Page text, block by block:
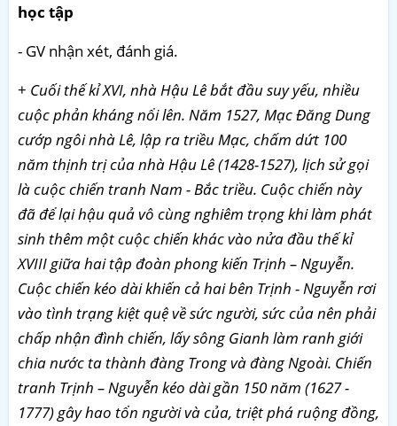
học tập
- GV nhận xét, đánh giá.
+ Cuối thế kỉ XVI, nhà Hậu Lê bắt đầu suy yếu, nhiều
cuộc phản kháng nổi lên. Năm 1527, Mạc Đăng Dung
cướp ngôi nhà Lê, lập ra triều Mạc, chấm dứt 100
năm thịnh trị của nhà Hậu Lê (1428-1527), lịch sử gọi
là cuộc chiến tranh Nam - Bắc triều. Cuộc chiến này
đã để lại hậu quả vô cùng nghiêm trọng khi làm phát
sinh thêm một cuộc chiến khác vào nửa đầu thế kỉ
XVIII giữa hai tập đoàn phong kiến Trịnh – Nguyễn.
Cuộc chiến kéo dài khiến cả hai bên Trịnh - Nguyễn rơi
vào tình trạng kiệt quệ về sức người, sức của nên phải
chấp nhận đình chiến, lấy sông Gianh làm ranh giới
chia nước ta thành đàng Trong và đàng Ngoài. Chiến
tranh Trịnh – Nguyễn kéo dài gần 150 năm (1627 -
1777) gây hao tổn người và của, triệt phá ruộng đồng,